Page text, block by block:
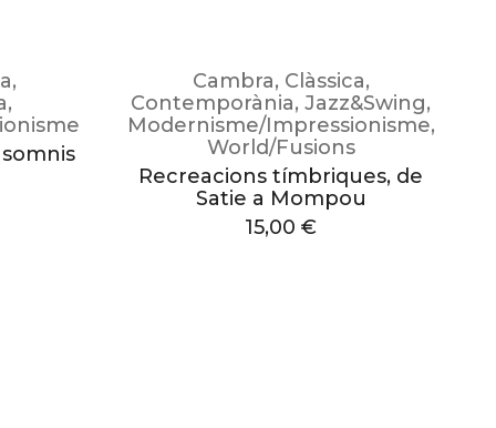
,
,
Cambra, Clàssica,
Contemporània,Jazz&Swing,
Modernisme/Impressionisme,
World/Fusions
Recreacions tímbriques, de
Satie a Mompou
15,00€